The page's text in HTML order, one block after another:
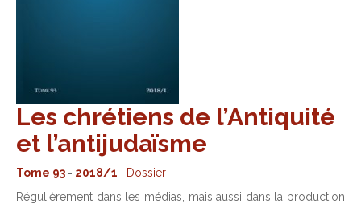
Les chrétiens de l’Antiquité
et l’antijudaïsme
Tome 93 - 2018/1
Dossier
Régulièrement dans les médias, mais aussi dans la production